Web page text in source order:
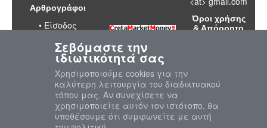
Αρθρογράφοι
• Είσοδος
Όροι χρήσης
& Απόρρητο
απορρήτου
προσωπικών
δεδομένων
Σεβόμαστε την
ιδιωτικότητά σας
Χρησιμοποιούμε cookies για την
καλύτερη λειτουργία του διαδικτυακού
τόπου μας. Αν συνεχίσετε να
χρησιμοποιείτε αυτόν τον ιστότοπο, θα
υποθέσουμε ότι συμφωνείτε με αυτή